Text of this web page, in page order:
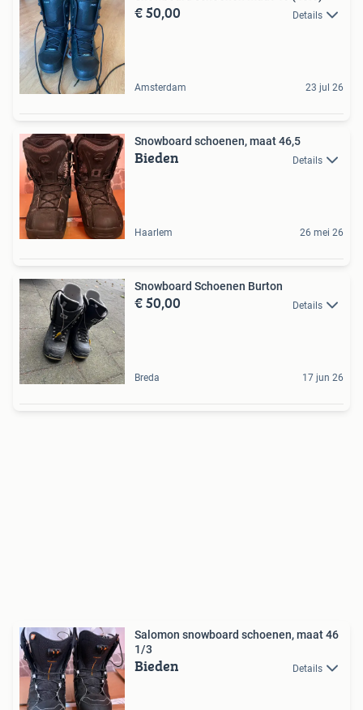
€ 50,00 Details
Amsterdam 23 jul 26
Snowboard schoenen, maat 46,5
Bieden Details
Haarlem 26 mei 26
Snowboard Schoenen Burton
€ 50,00 Details
Breda 17 jun 26
Salomon snowboard schoenen, maat 46
1/3
Bieden Details